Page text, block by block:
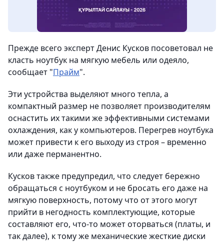
Прежде всего эксперт Денис Кусков посоветовал не
класть ноутбук на мягкую мебель или одеяло,
сообщает "Прайм".
Эти устройства выделяют много тепла, а
компактный размер не позволяет производителям
оснастить их такими же эффективными системами
охлаждения, как у компьютеров. Перегрев ноутбука
может привести к его выходу из строя – временно
или даже перманентно.
Кусков также предупредил, что следует бережно
обращаться с ноутбуком и не бросать его даже на
мягкую поверхность, потому что от этого могут
прийти в негодность комплектующие, которые
составляют его, что-то может оторваться (платы, и
так далее), к тому же механические жесткие диски